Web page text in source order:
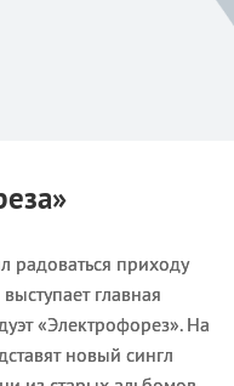
радоваться приходу
главная
«Электрофорез». На
новый сингл